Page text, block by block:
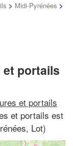
> Midi-Pyrénées >
portails
et portails
et portails est
Lot)